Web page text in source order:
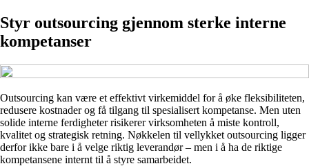
Styr outsourcing gjennom sterke interne
kompetanser
Outsourcing kan være et effektivt virkemiddel for å øke fleksibiliteten,
redusere kostnader og få tilgang til spesialisert kompetanse. Men uten
solide interne ferdigheter risikerer virksomheten å miste kontroll,
kvalitet og strategisk retning. Nøkkelen til vellykket outsourcing ligger
derfor ikke bare i å velge riktig leverandør – men i å ha de riktige
kompetansene internt til å styre samarbeidet.